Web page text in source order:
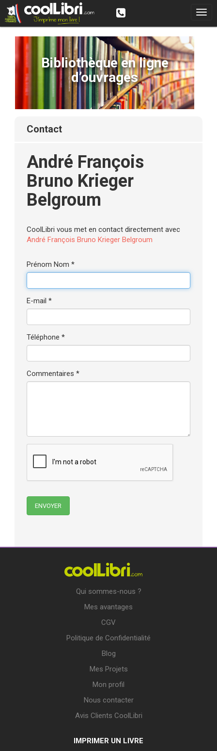
Bibliothèque en ligne
d’ouvrages
contact
André François
Bruno Krieger
Belgroum
CoolLibri vous met en contact directement avec
André François Bruno Krieger Belgroum
Prénom Nom *
E-mail *
Téléphone *
Commentaires *
Qui sommes-nous ?
Mes avantages
CGV
Politique de Confidentialité
Blog
Mes Projets
Mon profil
Nous contacter
Avis Clients CoolLibri
IMPRIMER UN LIVRE